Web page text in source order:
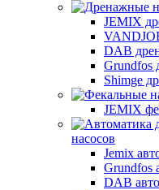
JEMIX
DAB
Grundfos
Shimge
JEMIX
насосов
Jemix
Grundfos
DAB